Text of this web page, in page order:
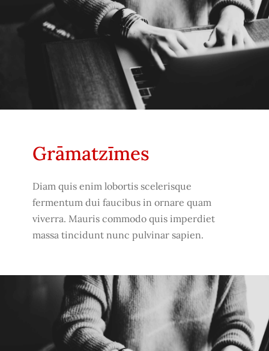
Grāmatzīmes
Diam quis enim lobortis scelerisque
fermentum dui faucibus in ornare quam
viverra. Mauris commodo quis imperdiet
massa tincidunt nunc pulvinar sapien.